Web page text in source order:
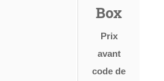
Box
Prix
avant
code de